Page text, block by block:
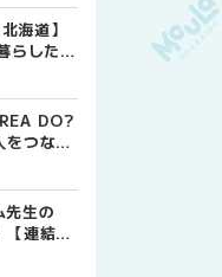
海道】
らした
た、
DO?
つなぐ
生の
【連結語